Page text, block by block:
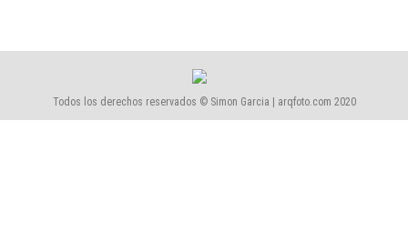
Todos los derechos reservados © Simon Garcia | arqfoto.com 2020